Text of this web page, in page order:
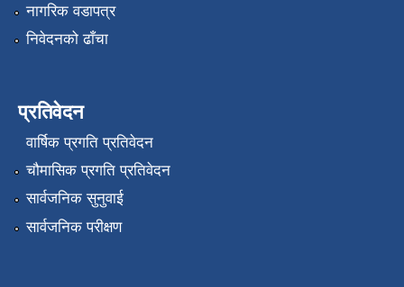
नागरिक वडापत्र
निवेदनको ढाँचा
प्रतिवेदन
वार्षिक प्रगति प्रतिवेदन
चौमासिक प्रगति प्रतिवेदन
सार्वजनिक सुनुवाई
सार्वजनिक परीक्षण